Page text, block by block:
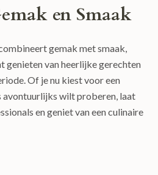
en Smaak
gemak met smaak,
genieten van heerlijke gerechten
Of je nu kiest voor een
wilt proberen, laat
en geniet van een culinaire